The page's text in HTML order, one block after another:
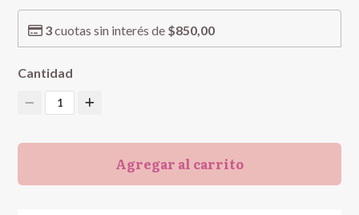
3cuotas sin interés de $850,00
Cantidad
1
Agregar al carrito